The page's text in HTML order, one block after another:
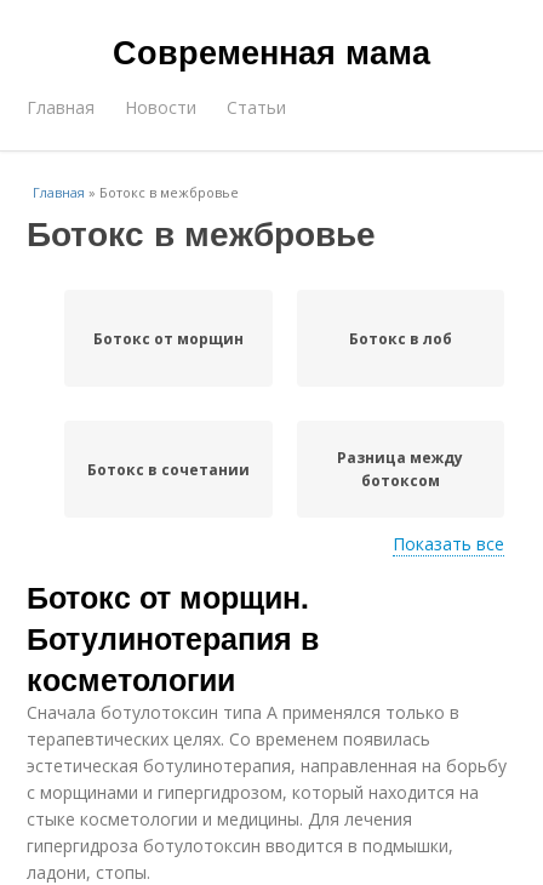
Современная мама
Главная Новости Статьи
Главная » Ботокс в межбровье
Ботокс в межбровье
Ботокс от морщин Ботокс в лоб
Ботокс в сочетании
Разница между
ботоксом
Ботокс против
мимических морщин
Ботокс в подбородок Ботокс в шею
Ботокс от
межбровных морщин
Различия между
Показать все
Ботокс от морщин.
Ботулинотерапия в
косметологии
Сначала ботулотоксин типа А применялся только в
терапевтических целях. Со временем появилась
эстетическая ботулинотерапия, направленная на борьбу
с морщинами и гипергидрозом, который находится на
стыке косметологии и медицины. Для лечения
гипергидроза ботулотоксин вводится в подмышки,
ладони, стопы.